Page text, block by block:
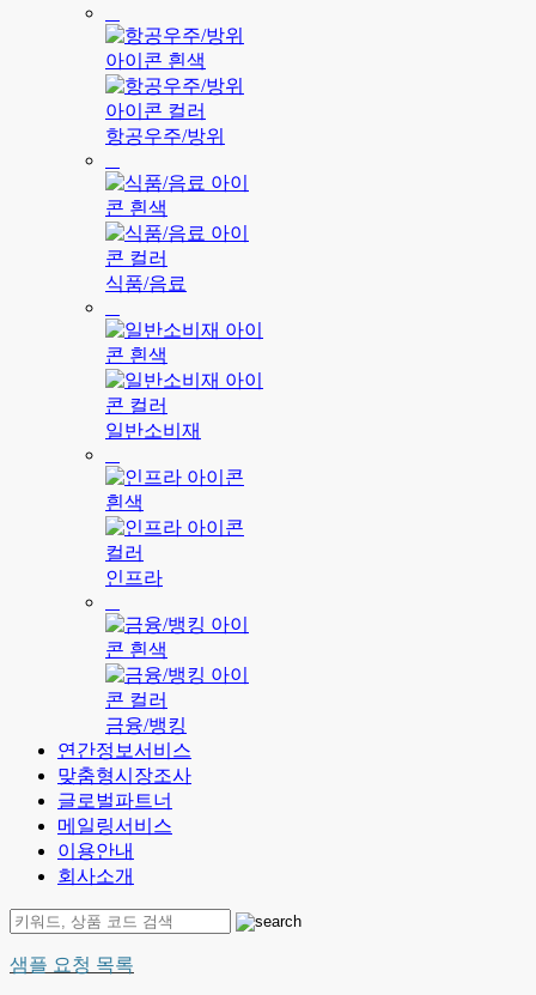
항공우주/방위
식품/음료
일반소비재
인프라
금융/뱅킹
연간정보서비스
맞춤형시장조사
글로벌파트너
메일링서비스
이용안내
회사소개
샘플 요청 목록